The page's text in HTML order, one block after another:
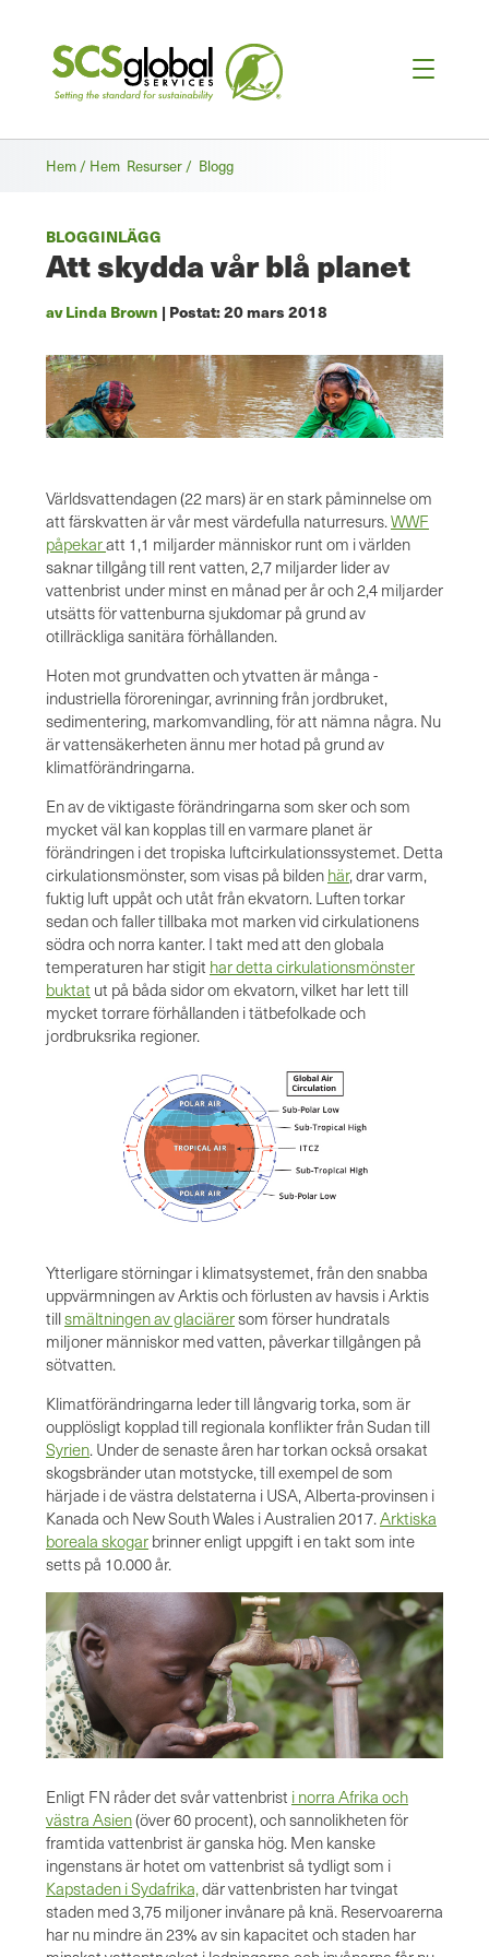
Hem / Hem Resurser / Blogg
BLOGGINLÄGG
Att skydda vår blå planet
av Linda Brown | Postat:20 mars 2018
Världsvattendagen (22 mars) är en stark påminnelse om
att färskvatten är vår mest värdefulla naturresurs. WWF
påpekaratt 1,1 miljarder människor runt om i världen
saknar tillgång till rent vatten, 2,7 miljarder lider av
vattenbrist under minst en månad per år och 2,4 miljarder
utsätts för vattenburna sjukdomar på grund av
otillräckliga sanitära förhållanden.
Hoten mot grundvatten och ytvatten är många -
industriella föroreningar, avrinning från jordbruket,
sedimentering, markomvandling, för att nämna några. Nu
är vattensäkerheten ännu mer hotad på grund av
klimatförändringarna.
En av de viktigaste förändringarna som sker och som
mycket väl kan kopplas till en varmare planet är
förändringen i det tropiska luftcirkulationssystemet. Detta
cirkulationsmönster, som visas på bilden här, drar varm,
fuktig luft uppåt och utåt från ekvatorn. Luften torkar
sedan och faller tillbaka mot marken vid cirkulationens
södra och norra kanter. I takt med att den globala
temperaturen har stigit har detta cirkulationsmönster
buktat ut på båda sidor om ekvatorn, vilket har lett till
mycket torrare förhållanden i tätbefolkade och
jordbruksrika regioner.
Ytterligare störningar i klimatsystemet, från den snabba
uppvärmningen av Arktis och förlusten av havsis i Arktis
tillsmältningen av glaciärersom förser hundratals
miljoner människor med vatten, påverkar tillgången på
sötvatten.
Klimatförändringarna leder till långvarig torka, som är
oupplösligt kopplad till regionala konflikter från Sudan till
Syrien. Under de senaste åren har torkan också orsakat
skogsbränder utan motstycke, till exempel de som
härjade i de västra delstaterna i USA, Alberta-provinsen i
Kanada och New South Wales i Australien 2017. Arktiska
boreala skogar brinner enligt uppgift i en takt som inte
setts på 10.000 år.
Enligt FN råder det svår vattenbrist i norra Afrika och
västra Asien(över 60 procent), och sannolikheten för
framtida vattenbrist är ganska hög. Men kanske
ingenstans är hotet om vattenbrist så tydligt som i
Kapstaden i Sydafrika, där vattenbristen har tvingat
staden med 3,75 miljoner invånare på knä. Reservoarerna
har nu mindre än 23% av sin kapacitet och staden har